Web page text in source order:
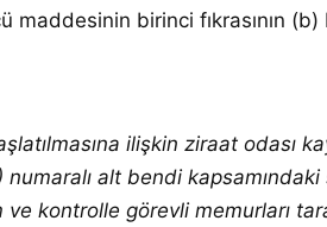
maddesinin birinci fıkrasının
ilişkin ziraat odası
alt bendi kapsamındaki
ve kontrolle görevli memurları